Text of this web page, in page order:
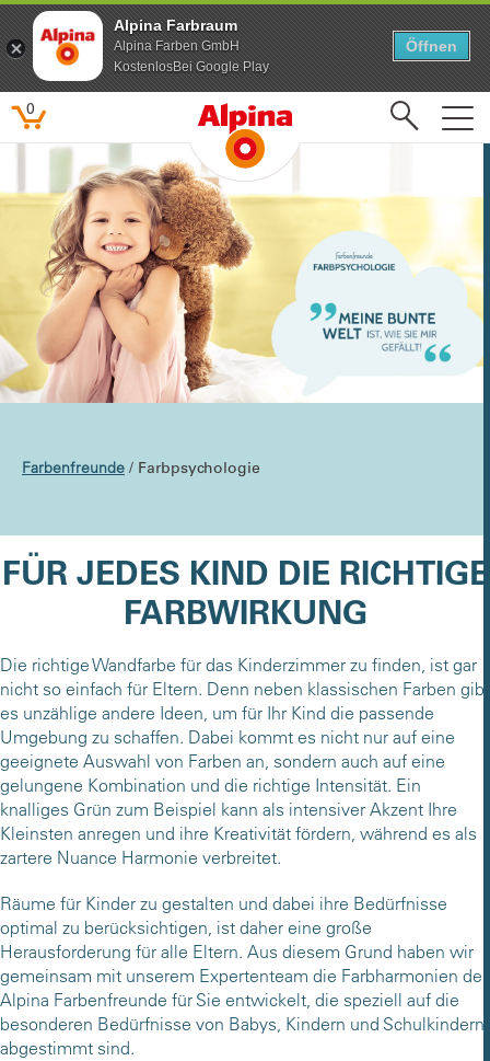
Letzte Suchanfragen
Beliebte Suchbegriffe
Feine Farben
Lacke
Farbenfreunde
0
Farbenfreunde / Farbpsychologie
FÜR JEDES KIND DIE RICHTIGE
FARBWIRKUNG
Die richtige Wandfarbe für das Kinderzimmer zu finden, ist gar
nicht so einfach für Eltern. Denn neben klassischen Farben gibt
es unzählige andere Ideen, um für Ihr Kind die passende
Umgebung zu schaffen. Dabei kommt es nicht nur auf eine
geeignete Auswahl von Farben an, sondern auch auf eine
gelungene Kombination und die richtige Intensität. Ein
knalliges Grün zum Beispiel kann als intensiver Akzent Ihre
Kleinsten anregen und ihre Kreativität fördern, während es als
zartere Nuance Harmonie verbreitet.
Räume für Kinder zu gestalten und dabei ihre Bedürfnisse
optimal zu berücksichtigen, ist daher eine große
Herausforderung für alle Eltern. Aus diesem Grund haben wir
gemeinsam mit unserem Expertenteam die Farbharmonien der
Alpina Farbenfreunde für Sie entwickelt, die speziell auf die
besonderen Bedürfnisse von Babys, Kindern und Schulkindern
abgestimmt sind.
Alpina Farbraum
Alpina Farben GmbH
KostenlosBei Google Play
Öffnen